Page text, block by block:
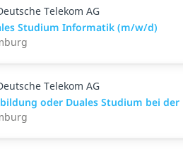
Telekom AG
Studium Informatik (m/w/d)
Telekom AG
oder Duales Studium bei